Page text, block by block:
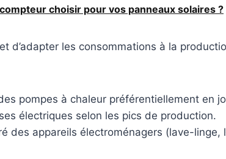
choisir pour vos panneaux solaires ?
d’adapter les consommations à la
pompes à chaleur préférentiellement en
électriques selon les pics de production.
des appareils électroménagers (lave-linge,